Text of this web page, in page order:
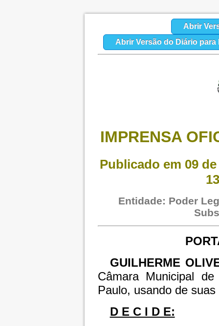
Abrir
Abrir Versão do Diário para
IMPRENSA
Publicado em 09
Entidade: Poder
GUILHERME
Câmara Municipal
Paulo, usando de
D E C I D E: